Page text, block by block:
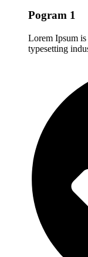
Pogram 1
Lorem Ipsum
typesetting